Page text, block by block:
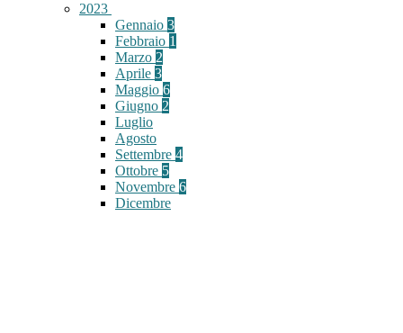
2023
Gennaio 3
Febbraio 1
Marzo 2
Aprile 3
Maggio 6
Giugno 2
Luglio
Agosto
Settembre 4
Ottobre 5
Novembre 6
Dicembre